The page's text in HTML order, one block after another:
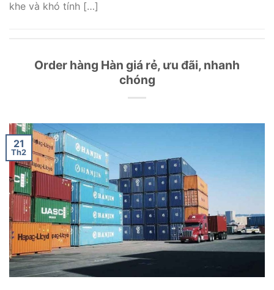
khe và khó tính […]
Order hàng Hàn giá rẻ, ưu đãi, nhanh
chóng
21
Th2